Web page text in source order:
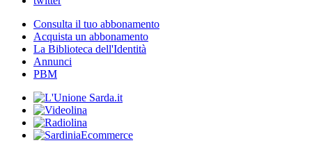
Consulta il tuo abbonamento
Acquista un abbonamento
La Biblioteca dell'Identità
Annunci
PBM